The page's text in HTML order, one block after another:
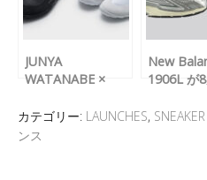
JUNYA
WATANABE ×
Balance『MT10T
』が4月24日(金)に
New
1906L が
カテゴリー: LAUNCHES, SNEAKER
ンス